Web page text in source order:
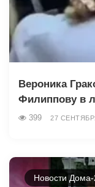
Вероника
Филиппову в
399 27
Новости Дома-